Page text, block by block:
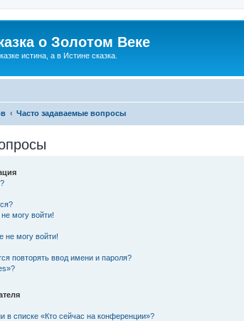
о Золотом Веке
истина, а в Истине сказка.
Часто задаваемые вопросы
могу войти!
не могу войти!
повторять ввод имени и пароля?
в списке «Кто сейчас на конференции»?